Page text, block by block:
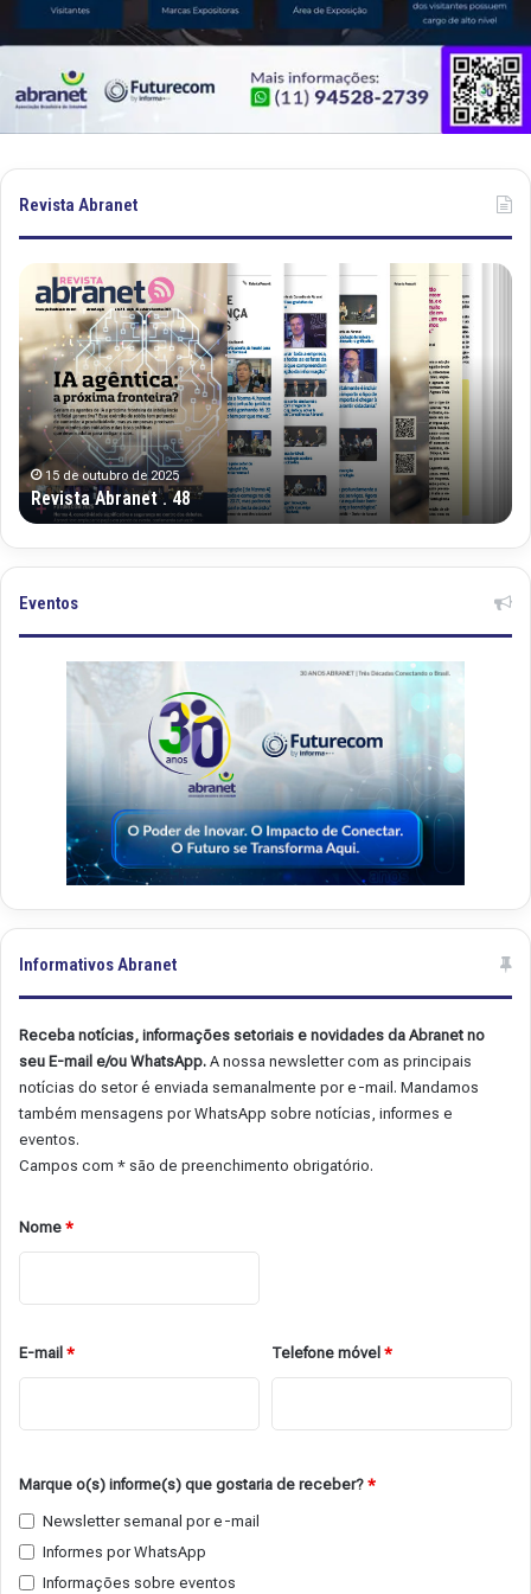
Revista Abranet
Revista
Abranet
48
15 de outubro de 2025
Revista Abranet . 48
Eventos
Informativos Abranet
Receba notícias, informações setoriais e novidades da Abranet no
seu E-mail e/ou WhatsApp. A nossa newsletter com as principais
notícias do setor é enviada semanalmente por e-mail. Mandamos
também mensagens por WhatsApp sobre notícias, informes e
eventos.
Campos com * são de preenchimento obrigatório.
Nome *
E-mail * Telefone móvel*
Marque o(s) informe(s) que gostaria de receber? *
Newsletter semanal por e-mail
Informes por WhatsApp
Informações sobre eventos